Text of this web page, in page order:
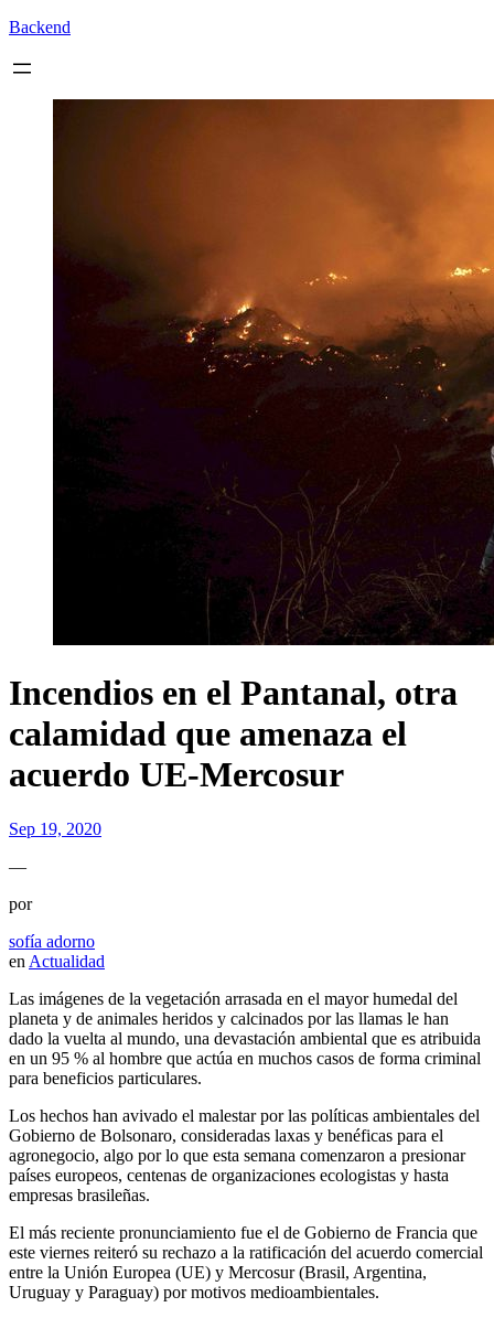
Backend
Incendios en el Pantanal, otra
calamidad que amenaza el
acuerdo UE-Mercosur
Sep 19, 2020
—
por
sofía adorno
en Actualidad
Las imágenes de la vegetación arrasada en el mayor humedal del
planeta y de animales heridos y calcinados por las llamas le han
dado la vuelta al mundo, una devastación ambiental que es atribuida
en un 95 % al hombre que actúa en muchos casos de forma criminal
para beneficios particulares.
Los hechos han avivado el malestar por las políticas ambientales del
Gobierno de Bolsonaro, consideradas laxas y benéficas para el
agronegocio, algo por lo que esta semana comenzaron a presionar
países europeos, centenas de organizaciones ecologistas y hasta
empresas brasileñas.
El más reciente pronunciamiento fue el de Gobierno de Francia que
este viernes reiteró su rechazo a la ratificación del acuerdo comercial
entre la Unión Europea (UE) y Mercosur (Brasil, Argentina,
Uruguay y Paraguay) por motivos medioambientales.